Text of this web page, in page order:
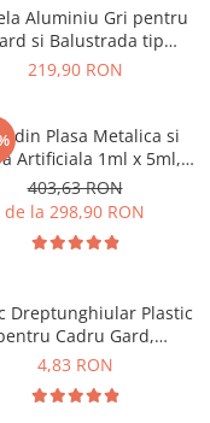
Aluminiu Gri pentru
si Balustrada tip
scandura 140x20.6 mm
219,90 RON
din Plasa Metalica si
Artificiala 1ml x 5ml,
Gard Verde Artificial
403,63 RON
de la 298,90 RON
Dreptunghiular Plastic
Cadru Gard,
30X60 mm
4,83 RON